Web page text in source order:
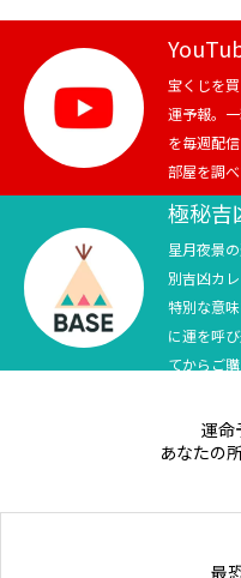
テニス
スポーツ
競馬
テニス四大大会・五輪
テニス四大大会・五輪
宝くじを
運予報。
を毎週配
部屋を調
極秘吉
星月夜景
別吉凶カ
特別な意
に運を呼
てからご購
運命
あなたの
最